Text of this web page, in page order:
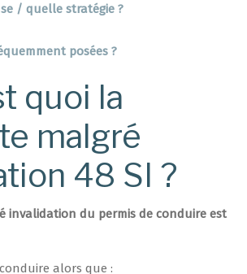
/ quelle stratégie ?
posées ?
quoi la
malgré
48 SI ?
invalidation du permis de conduire est
alors que :